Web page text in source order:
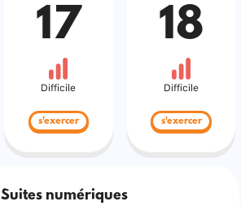
17
Difficile
s'exercer
18
Difficile
s'exercer
Suites numériques